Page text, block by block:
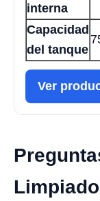
interna
Capacidad
del tanque
Ver